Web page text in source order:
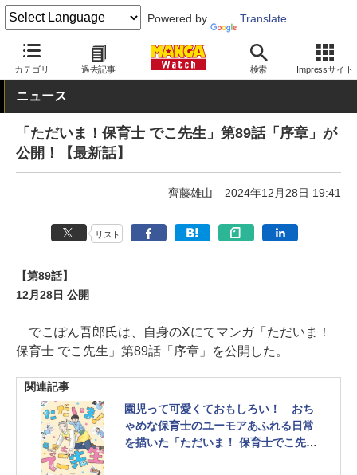
Powered by Translate
カテゴリ 過去記事 検索 Impressサイト
MANGA Watch Web/アプリ
ニュース
「ただいま！保育士 でこ先生」第89話「序章」が
公開！【最新話】
齊藤雄山 2024年12月28日 19:41
リスト
【第89話】
12月28日 公開
でこぽん吾郎氏は、自身のXにてマンガ「ただいま！
保育士 でこ先生」第89話「序章」を公開した。
関連記事
園児って可愛くておもしろい！ おち
ゃめな保育士のユーモアあふれる日常
を描いた「ただいま！ 保育士でこ先